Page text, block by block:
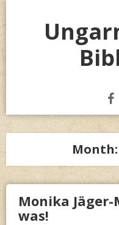
content
Month:
Monika Jäger-
was!